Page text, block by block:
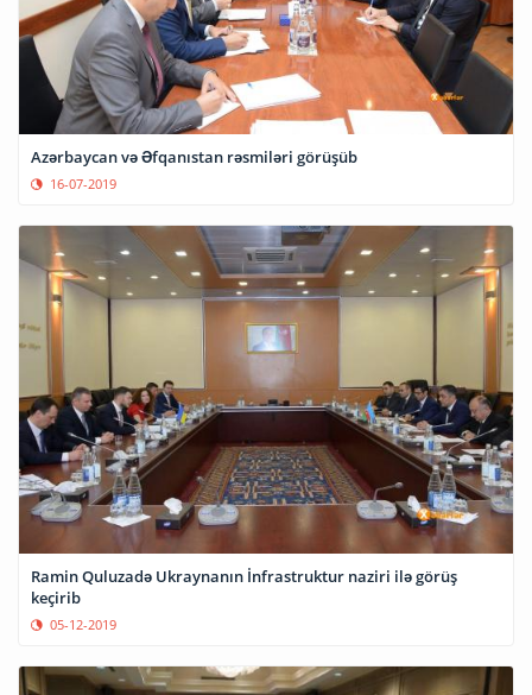
Azərbaycan və Əfqanıstan rəsmiləri görüşüb
16-07-2019
Ramin Quluzadə Ukraynanın İnfrastruktur naziri ilə görüş
keçirib
05-12-2019